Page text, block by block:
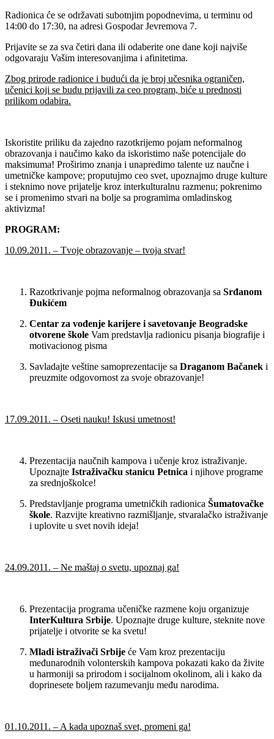
Radionica će se održavati subotnjim popodnevima, u terminu od
14:00 do 17:30, na adresi Gospodar Jevremova 7.
Prijavite se za sva četiri dana ili odaberite one dane koji najviše
odgovaraju Vašim interesovanjima i afinitetima.
Zbog prirode radionice i budući da je broj učesnika ograničen,
učenici koji se budu prijavili za ceo program, biće u prednosti
prilikom odabira.
Iskoristite priliku da zajedno razotkrijemo pojam neformalnog
obrazovanja i naučimo kako da iskoristimo naše potencijale do
maksimuma! Proširimo znanja i unapredimo talente uz naučne i
umetničke kampove; proputujmo ceo svet, upoznajmo druge kulture
i steknimo nove prijatelje kroz interkulturalnu razmenu; pokrenimo
se i promenimo stvari na bolje sa programima omladinskog
aktivizma!
PROGRAM:
10.09.2011. – Tvoje obrazovanje – tvoja stvar!
Razotkrivanje pojma neformalnog obrazovanja sa Srđanom
Đukićem
Centar za vođenje karijere i savetovanje Beogradske
otvorene škole Vam predstavlja radionicu pisanja biografije i
motivacionog pisma
Savladajte veštine samoprezentacije sa Draganom Bačanek i
preuzmite odgovornost za svoje obrazovanje!
17.09.2011. – Oseti nauku! Iskusi umetnost!
Prezentacija naučnih kampova i učenje kroz istraživanje.
Upoznajte Istraživačku stanicu Petnica i njihove programe
za srednjoškolce!
Predstavljanje programa umetničkih radionica Šumatovačke
škole. Razvijte kreativno razmišljanje, stvaralačko istraživanje
i uplovite u svet novih ideja!
24.09.2011. – Ne maštaj o svetu, upoznaj ga!
Prezentacija programa učeničke razmene koju organizuje
InterKultura Srbije. Upoznajte druge kulture, steknite nove
prijatelje i otvorite se ka svetu!
Mladi istraživači Srbije će Vam kroz prezentaciju
međunarodnih volonterskih kampova pokazati kako da živite
u harmoniji sa prirodom i socijalnom okolinom, ali i kako da
doprinesete boljem razumevanju među narodima.
01.10.2011. – A kada upoznaš svet, promeni ga!